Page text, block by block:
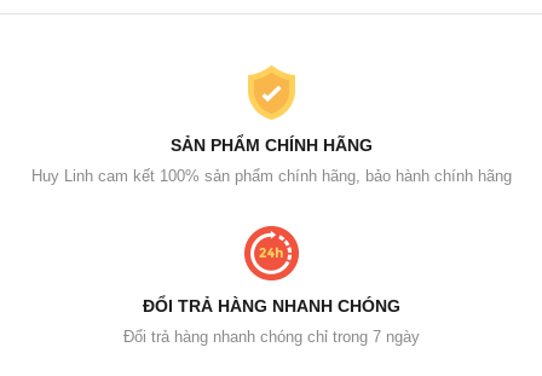
SẢN PHẨM CHÍNH HÃNG
Huy Linh cam kết 100% sản phẩm chính hãng, bảo hành chính hãng
ĐỔI TRẢ HÀNG NHANH CHÓNG
Đổi trả hàng nhanh chóng chỉ trong 7 ngày